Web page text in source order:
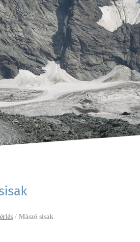
/ Mászó sisak